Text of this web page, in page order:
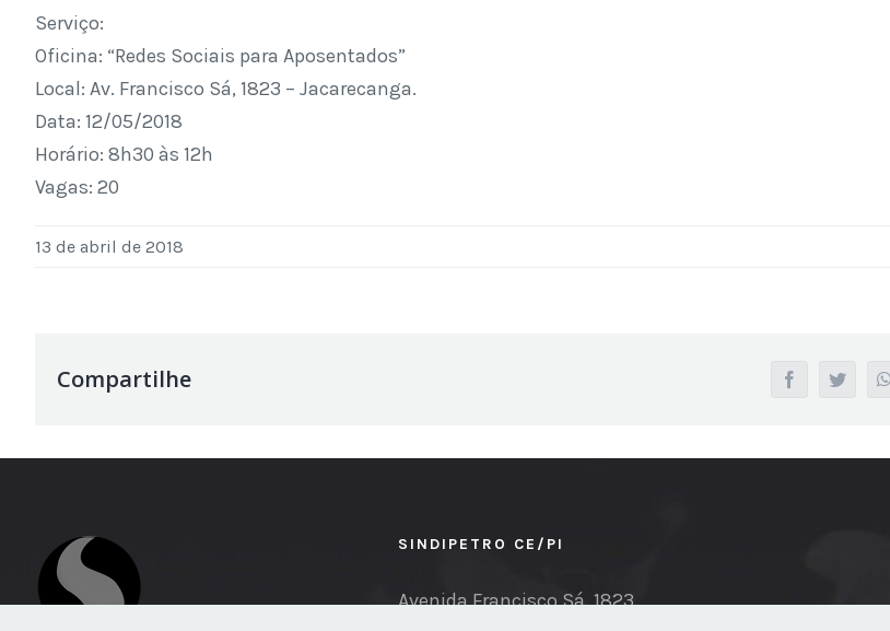
Serviço:
Oficina: “Redes Sociais para Aposentados”
Local: Av. Francisco Sá, 1823 – Jacarecanga.
Data: 12/05/2018
Horário: 8h30 às 12h
Vagas: 20
13 de abril de 2018
Compartilhe facebooktwitter
SINDIPETRO CE/PI
Avenida Francisco Sá, 1823